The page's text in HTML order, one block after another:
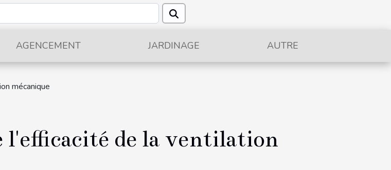
AGENCEMENT JARDINAGE AUTRE
mécanique
de la ventilation